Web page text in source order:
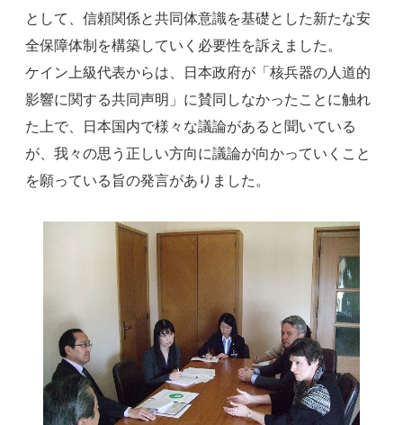
として、信頼関係と共同体意識を基礎とした新たな安
全保障体制を構築していく必要性を訴えました。
ケイン上級代表からは、日本政府が「核兵器の人道的
影響に関する共同声明」に賛同しなかったことに触れ
た上で、日本国内で様々な議論があると聞いている
が、我々の思う正しい方向に議論が向かっていくこと
を願っている旨の発言がありました。